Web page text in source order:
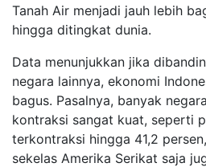
Tanah Air menjadi jauh lebih
hingga ditingkat dunia.
Data menunjukkan jika
negara lainnya, ekonomi
bagus. Pasalnya, banyak
kontraksi sangat kuat, seperti
terkontraksi hingga 41,2
sekelas Amerika Serikat saja